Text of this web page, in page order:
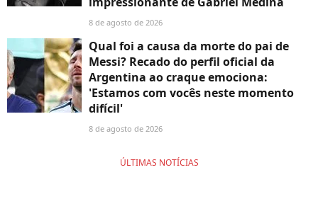
8 de agosto de 2026
Qual foi a causa da morte do pai de
Messi? Recado do perfil oficial da
Argentina ao craque emociona:
'Estamos com vocês neste momento
difícil'
8 de agosto de 2026
ÚLTIMAS NOTÍCIAS